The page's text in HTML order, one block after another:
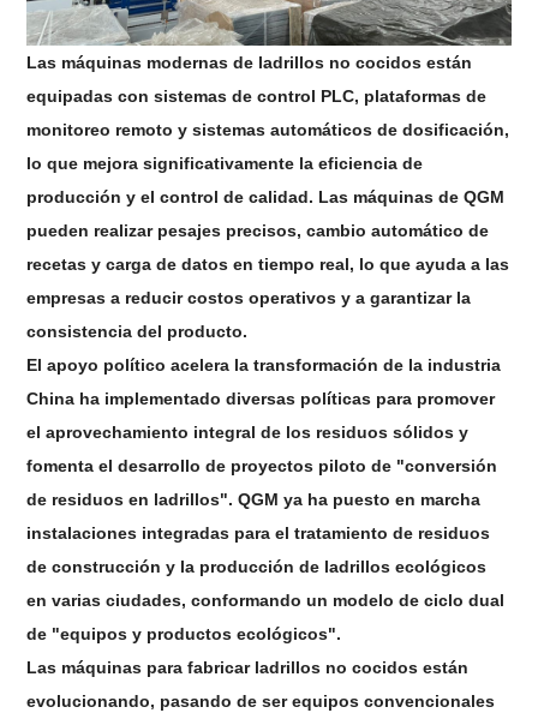
Las máquinas modernas de ladrillos no cocidos están
equipadas con sistemas de control PLC, plataformas de
monitoreo remoto y sistemas automáticos de dosificación,
lo que mejora significativamente la eficiencia de
producción y el control de calidad. Las máquinas de QGM
pueden realizar pesajes precisos, cambio automático de
recetas y carga de datos en tiempo real, lo que ayuda a las
empresas a reducir costos operativos y a garantizar la
consistencia del producto.
El apoyo político acelera la transformación de la industria
China ha implementado diversas políticas para promover
el aprovechamiento integral de los residuos sólidos y
fomenta el desarrollo de proyectos piloto de "conversión
de residuos en ladrillos". QGM ya ha puesto en marcha
instalaciones integradas para el tratamiento de residuos
de construcción y la producción de ladrillos ecológicos
en varias ciudades, conformando un modelo de ciclo dual
de "equipos y productos ecológicos".
Las máquinas para fabricar ladrillos no cocidos están
evolucionando, pasando de ser equipos convencionales